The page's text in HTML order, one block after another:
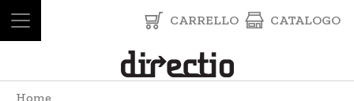
CARRELLO CATALOGO
Home